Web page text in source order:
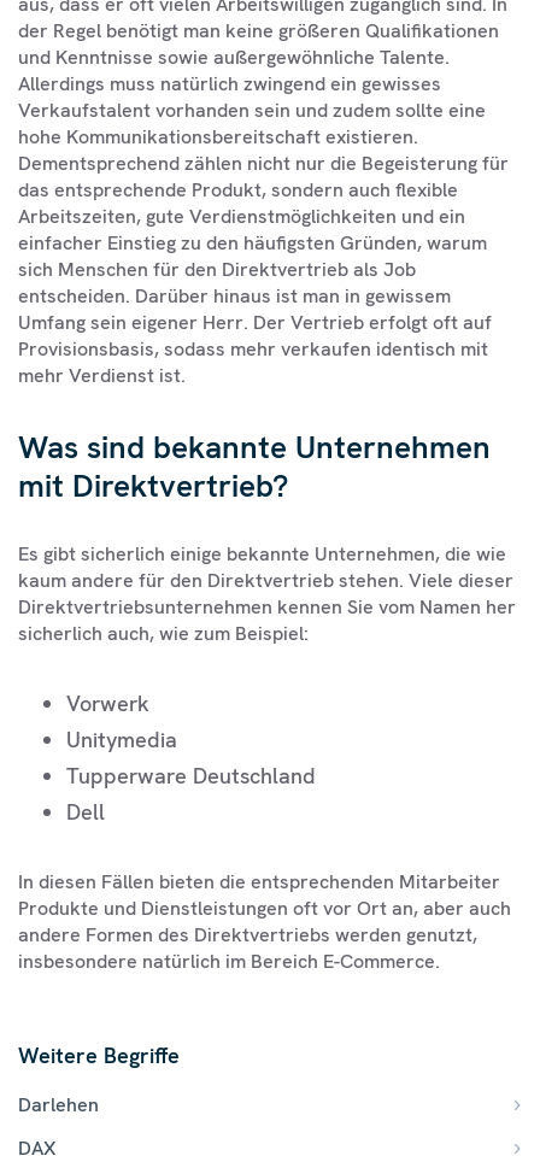
der Regel benötigt man keine größeren Qualifikationen
und Kenntnisse sowie außergewöhnliche Talente.
Allerdings muss natürlich zwingend ein gewisses
Verkaufstalent vorhanden sein und zudem sollte eine
hohe Kommunikationsbereitschaft existieren.
Dementsprechend zählen nicht nur die Begeisterung für
das entsprechende Produkt, sondern auch flexible
Arbeitszeiten, gute Verdienstmöglichkeiten und ein
einfacher Einstieg zu den häufigsten Gründen, warum
sich Menschen für den Direktvertrieb als Job
entscheiden. Darüber hinaus ist man in gewissem
Umfang sein eigener Herr. Der Vertrieb erfolgt oft auf
Provisionsbasis, sodass mehr verkaufen identisch mit
mehr Verdienst ist.
Was sind bekannte Unternehmen
mit Direktvertrieb?
Es gibt sicherlich einige bekannte Unternehmen, die wie
kaum andere für den Direktvertrieb stehen. Viele dieser
Direktvertriebsunternehmen kennen Sie vom Namen her
sicherlich auch, wie zum Beispiel:
Vorwerk
Unitymedia
Tupperware Deutschland
Dell
In diesen Fällen bieten die entsprechenden Mitarbeiter
Produkte und Dienstleistungen oft vor Ort an, aber auch
andere Formen des Direktvertriebs werden genutzt,
insbesondere natürlich im Bereich E-Commerce.
Weitere Begriffe
Darlehen
DAX